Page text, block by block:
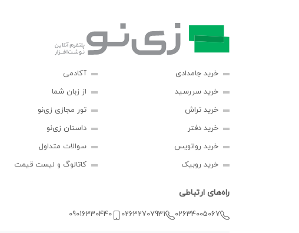
خرید جامدادی
خرید سررسید
خرید تراش
خرید دفتر
خرید روانویس
خرید روبیک
آکادمی
از زبان شما
تور مجازی زی‌نو
داستان زی‌نو
سوالات متداول
کاتالوگ و لیست قیمت
راه‌های ارتباطی
02634005067
02632707931
09016330440